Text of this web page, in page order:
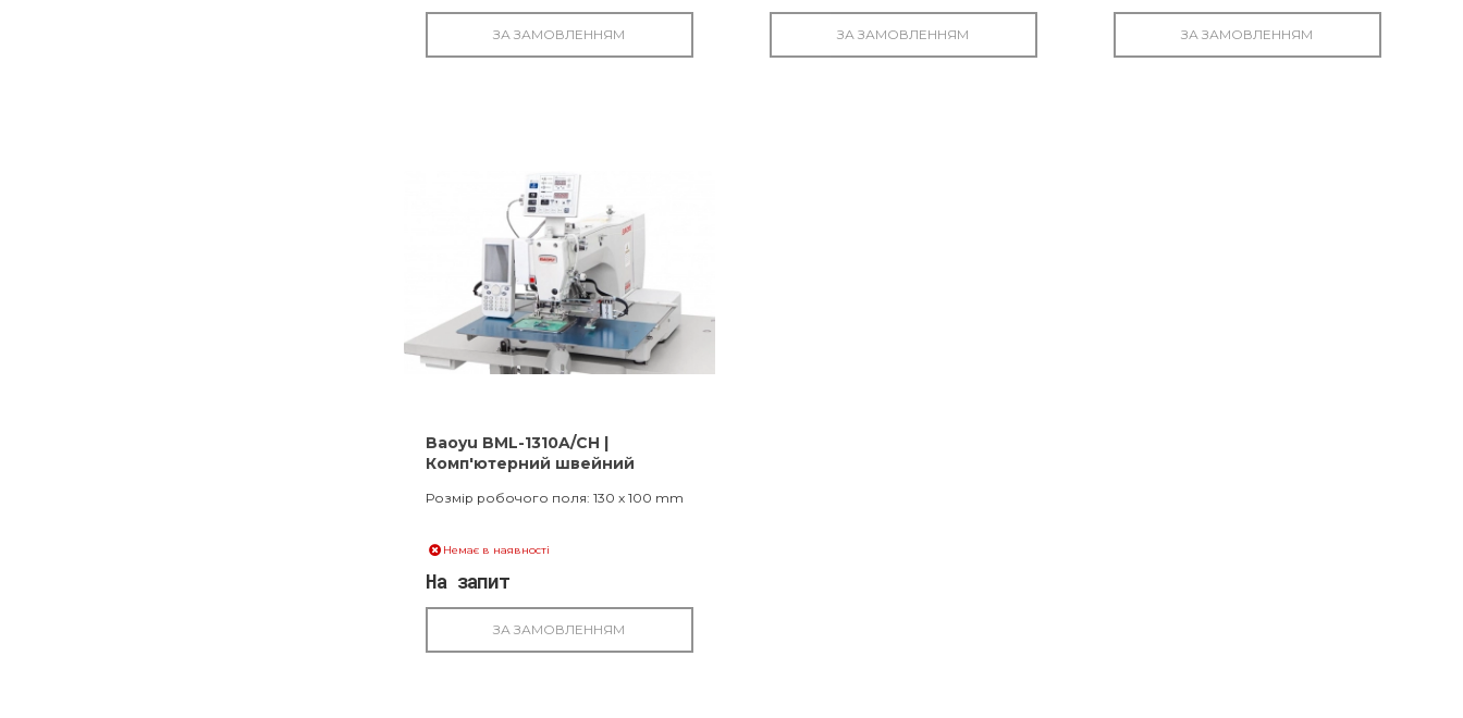
ЗА ЗАМОВЛЕННЯМ ЗА ЗАМОВЛЕННЯМ ЗА ЗАМОВЛЕННЯМ
Baoyu BML-1310A/CH |
Комп'ютерний швейний
Розмір робочого поля: 130 x 100 mm
Немає в наявності
На запит
ЗА ЗАМОВЛЕННЯМ